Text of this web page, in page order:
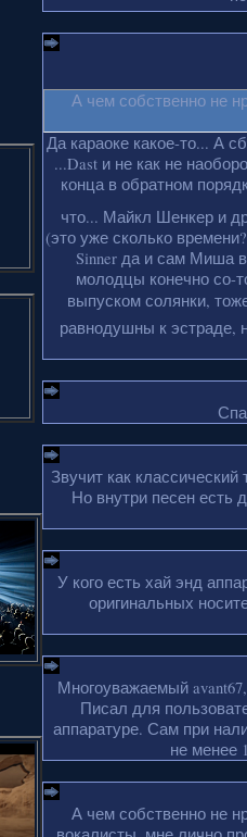
А чем собственно не
Да караоке какое-то... А
...Dast и не как не
конца в обратном
что... Майкл Шенкер и
(это уже сколько
Sinner да и сам Миша
молодцы конечно со-
выпуском солянки,
равнодушны к эстраде,
Звучит как
Но внутри песен есть
У кого есть хай энд
оригинальных
Многоуважаемый
Писал для
аппаратуре. Сам при
не менее
А чем собственно не